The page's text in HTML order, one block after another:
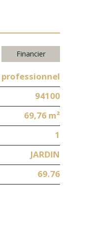
Financier
professionnel
94100
69,76 m²
1
JARDIN
69.76